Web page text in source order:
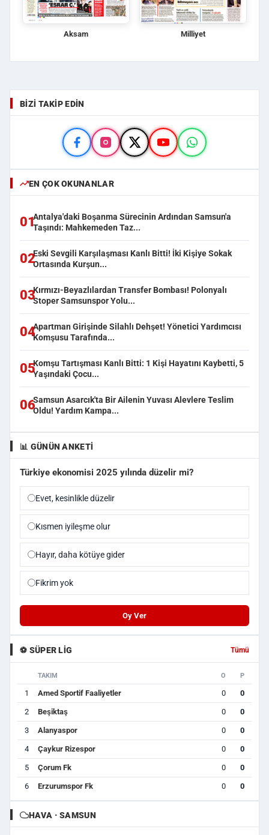
Aksam Milliyet
BIZI TAKIP EDIN
EN ÇOK OKUNANLAR
01Antalya'daki Boşanma Sürecinin Ardından Samsun'a
Taşındı: Mahkemeden Taz...
02Eski Sevgili Karşılaşması Kanlı Bitti! İki Kişiye Sokak
Ortasında Kurşun...
03Kırmızı-Beyazlılardan Transfer Bombası! Polonyalı
Stoper Samsunspor Yolu...
04Apartman Girişinde Silahlı Dehşet! Yönetici Yardımcısı
Komşusu Tarafında...
05Komşu Tartışması Kanlı Bitti: 1 Kişi Hayatını Kaybetti, 5
Yaşındaki Çocu...
06Samsun Asarcık'ta Bir Ailenin Yuvası Alevlere Teslim
Oldu! Yardım Kampa...
📊 GÜNÜN ANKETI
Türkiye ekonomisi 2025 yılında düzelir mi?
Evet, kesinlikle düzelir
Kısmen iyileşme olur
Hayır, daha kötüye gider
Fikrim yok
Oy Ver
⚽ SÜPER LIG Tümü
TAKIM O P
1 Amed Sportif Faaliyetler 0 0
2 Beşiktaş 0 0
3 Alanyaspor 0 0
4 Çaykur Rizespor 0 0
5 Çorum Fk 0 0
6 Erzurumspor Fk 0 0
HAVA · SAMSUN